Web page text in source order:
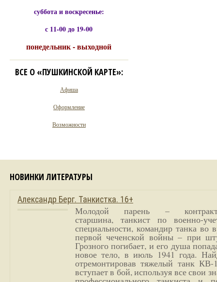
суббота и воскресенье:
с 11-00 до 19-00
понедельник - выходной
ВСЕ О «ПУШКИНСКОЙ КАРТЕ»:
Афиша
Оформление
Возможности
НОВИНКИ ЛИТЕРАТУРЫ
Александр Берг. Танкистка. 16+
Молодой парень –
старшина, танкист по военно-
специальности, командир танка во
первой чеченской войны – при
Грозного погибает, и его душа
новое тело, в июль 1941 года.
отремонтировав тяжелый танк
вступает в бой, используя все свои